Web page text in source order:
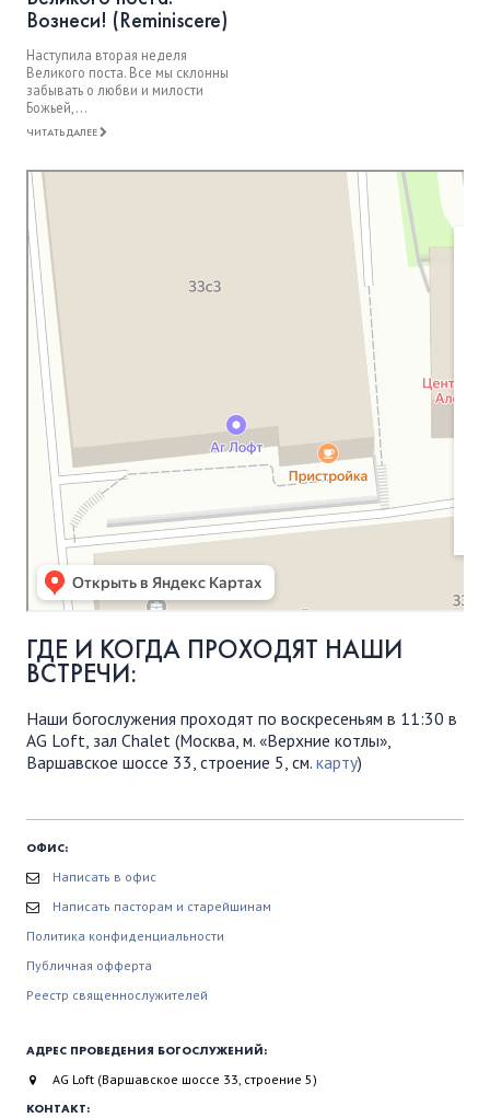
Вознеси! (Reminiscere)
Наступила вторая неделя
Великого поста. Все мы склонны
забывать о любви и милости
Божьей,...
ЧИТАТЬ ДАЛЕЕ
Московская Библейская Церковь
Протестантская церковь в Москве
ГДЕ И КОГДА ПРОХОДЯТ НАШИ
ВСТРЕЧИ:
Наши богослужения проходят по воскресеньям в 11:30 в
AG Loft, зал Chalet (Москва, м. «Верхние котлы»,
Варшавское шоссе 33, строение 5, см. карту)
ОФИС:
Написать в офис
Написать пасторам и старейшинам
Политика конфиденциальности
Публичная офферта
Реестр священнослужителей
АДРЕС ПРОВЕДЕНИЯ БОГОСЛУЖЕНИЙ:
AG Loft (Варшавское шоссе 33, строение 5)
КОНТАКТ: